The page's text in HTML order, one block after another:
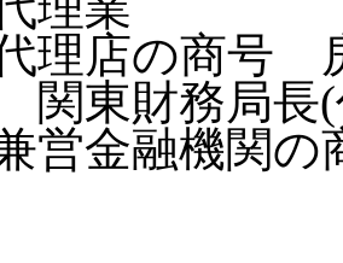
理店の商号
東財務局長(
営金融機関